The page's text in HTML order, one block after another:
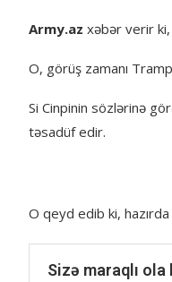
Army.az xəbər verir ki,
O, görüş zamanı
Si Cinpinin sözlərinə
təsadüf edir.
O qeyd edib ki,
Sizə maraqlı ola